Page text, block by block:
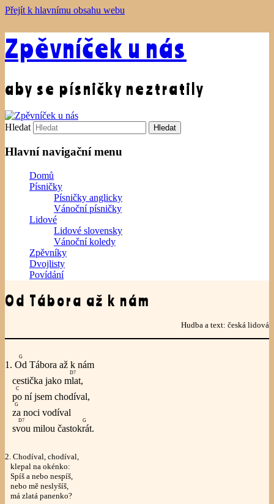
Přejít k hlavnímu obsahu webu
Zpěvníček u nás
aby se písničky neztratily
Hledat
Hlavní navigační menu
Domů
Písničky
Písničky anglicky
Vánoční písničky
Lidové
Lidové slovensky
Vánoční koledy
Zpěvníky
Dvojlisty
Povídání
Od Tábora až k nám
Hudba a text: česká lidová
1. Od
G
Tábora až k nám
cestička jako mlat
D7
,
po
C
ní jsem chodíval,
za
G
noci vodíval
svou
D7
milou častokrát
G
.
2. Chodíval, chodíval,
klepal na okénko:
Spíš a nebo nespíš,
nebo mě neslyšíš,
má zlatá panenko?